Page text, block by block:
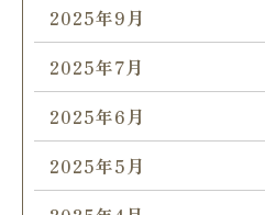
2025年9月
2025年7月
2025年6月
2025年5月